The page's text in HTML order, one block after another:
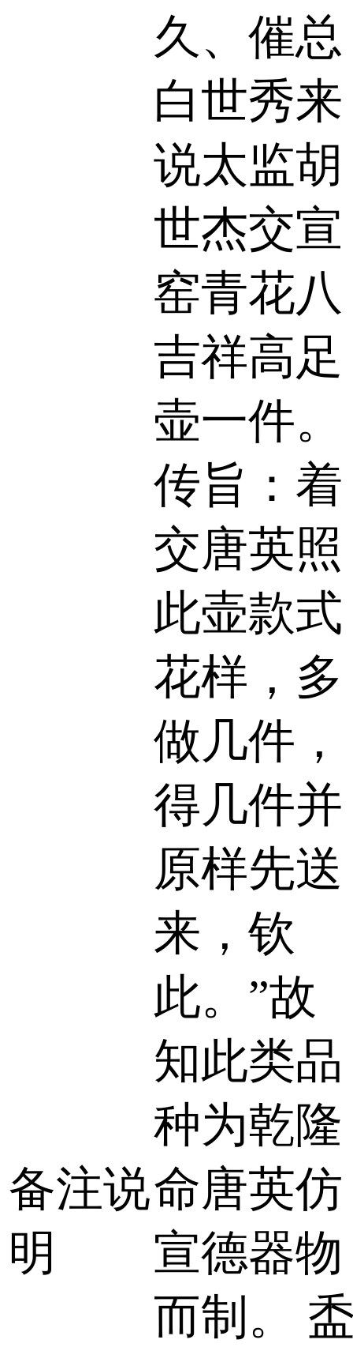
备注说
明
久、催总
白世秀来
说太监胡
世杰交宣
窑青花八
吉祥高足
壶一件。
传旨：着
交唐英照
此壶款式
花样，多
做几件，
得几件并
原样先送
来，钦
此。”故
知此类品
种为乾隆
命唐英仿
宣德器物
而制。